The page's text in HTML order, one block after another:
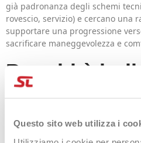
Questo sito web utilizza i
già padronanza degli schemi
rovescio, servizio) e cercano una
supportare una progressione
sacrificare maneggevolezza e
Per chi è
Questa racchetta si rivolge a